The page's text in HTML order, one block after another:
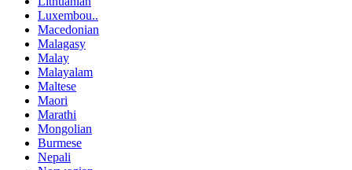
Luxembou..
Macedonian
Malagasy
Malay
Malayalam
Maltese
Maori
Marathi
Mongolian
Burmese
Nepali